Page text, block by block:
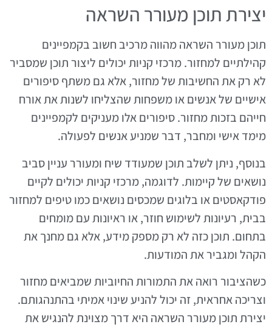
יצירת תוכן מעורר השראה
תוכן מעורר השראה מהווה מרכיב חשוב בקמפיינים
קהילתיים למחזור. מרכזי קניות יכולים ליצור תוכן שמסביר
לא רק את החשיבות של מחזור, אלא גם משתף סיפורים
אישיים של אנשים או משפחות שהצליחו לשנות את אורח
חייהם בזכות מחזור. סיפורים אלו מעניקים לקמפיינים
מימד אישי ומחבר, דבר שמניע אנשים לפעולה.
בנוסף, ניתן לשלב תוכן שמעודד שיח ומעורר עניין סביב
נושאים של קיימות. לדוגמה, מרכזי קניות יכולים לקיים
פודקאסטים או בלוגים שמכסים נושאים כמו טיפים למחזור
בבית, רעיונות לשימוש חוזר, או ראיונות עם מומחים
בתחום. תוכן כזה לא רק מספק מידע, אלא גם מחנך את
הקהל ומגביר את המודעות.
כשהציבור רואה את התמורות החיוביות שמביאים מחזור
וצריכה אחראית, זה יכול להניע שינוי אמיתי בהתנהגותם.
יצירת תוכן מעורר השראה היא דרך מצוינת להנגיש את